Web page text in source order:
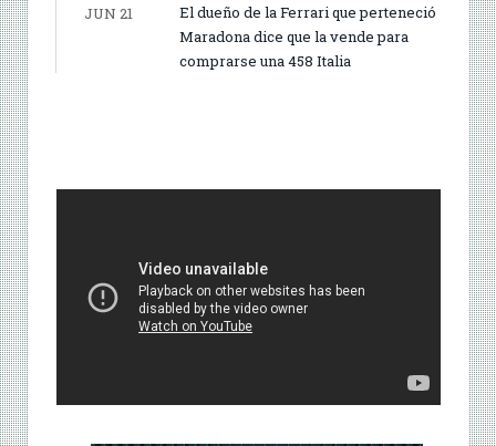
JUN 21
El dueño de la Ferrari que perteneció
Maradona dice que la vende para
comprarse una 458 Italia